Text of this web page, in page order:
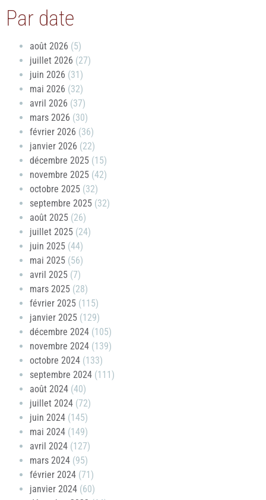
Par date
août 2026 (5)
juillet 2026 (27)
juin 2026 (31)
mai 2026 (32)
avril 2026 (37)
mars 2026 (30)
février 2026 (36)
janvier 2026 (22)
décembre 2025 (15)
novembre 2025 (42)
octobre 2025 (32)
septembre 2025 (32)
août 2025 (26)
juillet 2025 (24)
juin 2025 (44)
mai 2025 (56)
avril 2025 (7)
mars 2025 (28)
février 2025 (115)
janvier 2025 (129)
décembre 2024 (105)
novembre 2024 (139)
octobre 2024 (133)
septembre 2024 (111)
août 2024 (40)
juillet 2024 (72)
juin 2024 (145)
mai 2024 (149)
avril 2024 (127)
mars 2024 (95)
février 2024 (71)
janvier 2024 (60)